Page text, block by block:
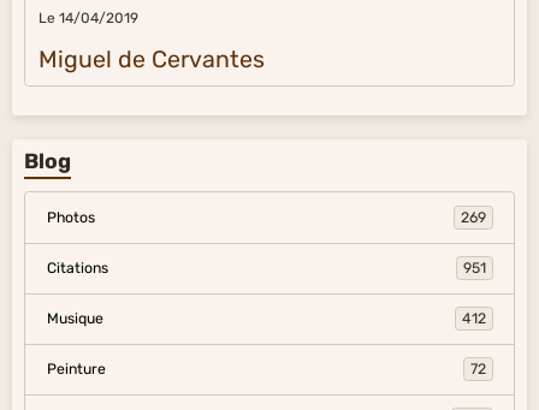
Le 14/04/2019
Miguel de Cervantes
Blog
Photos 269
Citations 951
Musique 412
Peinture 72